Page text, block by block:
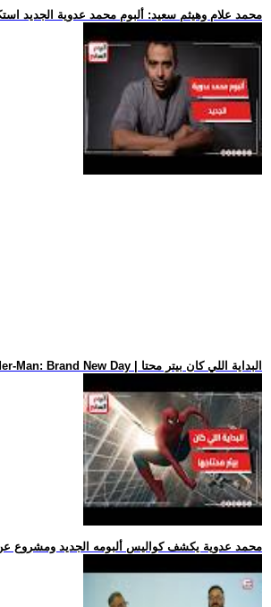
.. محمد علام وهيثم سعيد: ألبوم محمد عدوية الجديد
.. فيلم Spider-Man: Brand New Day | البداية اللي كان بيتر محتا
.. محمد عدوية يكشف كواليس ألبومه الجديد ومشروع